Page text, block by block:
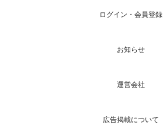
ログイン・会員登録
お知らせ
運営会社
広告掲載について